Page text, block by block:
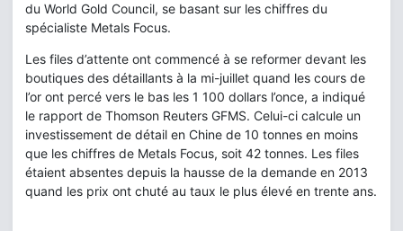
du World Gold Council, se basant sur les chiffres du
spécialiste Metals Focus.
Les files d’attente ont commencé à se reformer devant les
boutiques des détaillants à la mi-juillet quand les cours de
l’or ont percé vers le bas les 1 100 dollars l’once, a indiqué
le rapport de Thomson Reuters GFMS. Celui-ci calcule un
investissement de détail en Chine de 10 tonnes en moins
que les chiffres de Metals Focus, soit 42 tonnes. Les files
étaient absentes depuis la hausse de la demande en 2013
quand les prix ont chuté au taux le plus élevé en trente ans.